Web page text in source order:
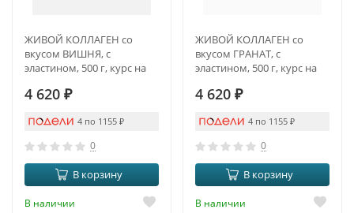
ЖИВОЙ КОЛЛАГЕН со
вкусом ВИШНЯ, с
эластином, 500 г, курс на
4 620 ₽
4 по 1155 ₽
0
В корзину
В наличии
ЖИВОЙ КОЛЛАГЕН со
вкусом ГРАНАТ, с
эластином, 500 г, курс на
4 620 ₽
4 по 1155 ₽
0
В корзину
В наличии